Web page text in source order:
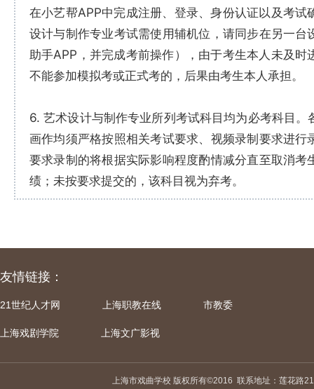
在小艺帮APP中完成注册、登录、身份认证以及考试
设计与制作专业考试需使用辅机位，请同步在另一台
助手APP，并完成考前操作），由于考生本人未及时
不能参加模拟考或正式考的，后果由考生本人承担。
6. 艺术设计与制作专业所列考试科目均为必考科目。
画作均须严格按照相关考试要求、视频录制要求进行
要求录制的将根据实际影响程度酌情减分直至取消考
绩；未按要求提交的，该科目视为弃考。
友情链接：
21世纪人才网 上海职教在线 市教委
上海戏剧学院 上海文广影视
上海市戏曲学校 版权所有©2016 联系地址：莲花路